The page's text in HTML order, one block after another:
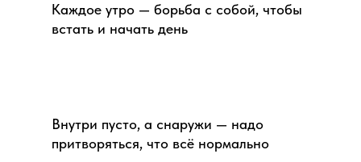
Внутри пусто, а снаружи — надо
притворяться, что всё нормально
Каждое утро — борьба с собой, чтобы
встать и начать день